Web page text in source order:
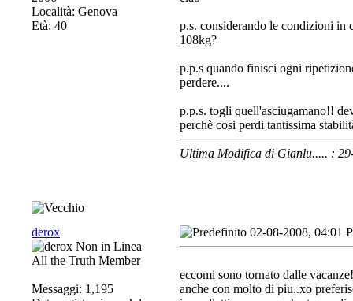
Località: Genova
Età: 40
p.s. considerando le condizioni in
108kg?
p.p.s quando finisci ogni
perdere....
p.p.s. togli quell'asciugamano!!
perchè cosi perdi tantissima
Ultima Modifica di Gianlu..... :
derox
All the Truth Member
Messaggi: 1,195
02-08-2008, 04:01
eccomi sono tornato dalle
anche con molto di piu..xo